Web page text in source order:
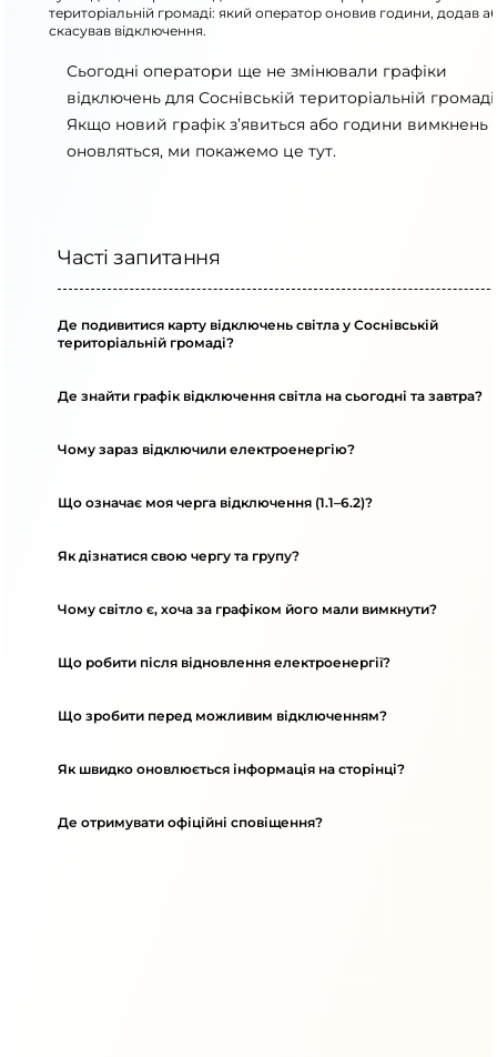
територіальній громаді: який оператор оновив години, додав
скасував відключення.
Сьогодні оператори ще не змінювали графіки
відключень для Соснівській територіальній громаді.
Якщо новий графік з’явиться або години вимкнень
оновляться, ми покажемо це тут.
Часті запитання
Де подивитися карту відключень світла у Соснівській
територіальній громаді?
Де знайти графік відключення світла на сьогодні та завтра?
Чому зараз відключили електроенергію?
Що означає моя черга відключення (1.1–6.2)?
Як дізнатися свою чергу та групу?
Чому світло є, хоча за графіком його мали вимкнути?
Що робити після відновлення електроенергії?
Що зробити перед можливим відключенням?
Як швидко оновлюється інформація на сторінці?
Де отримувати офіційні сповіщення?